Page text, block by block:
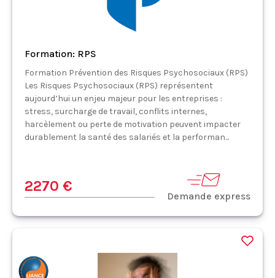
Formation: RPS
Formation Prévention des Risques Psychosociaux (RPS)
Les Risques Psychosociaux (RPS) représentent
aujourd’hui un enjeu majeur pour les entreprises :
stress, surcharge de travail, conflits internes,
harcèlement ou perte de motivation peuvent impacter
durablement la santé des salariés et la performan...
2270 €
Demande express